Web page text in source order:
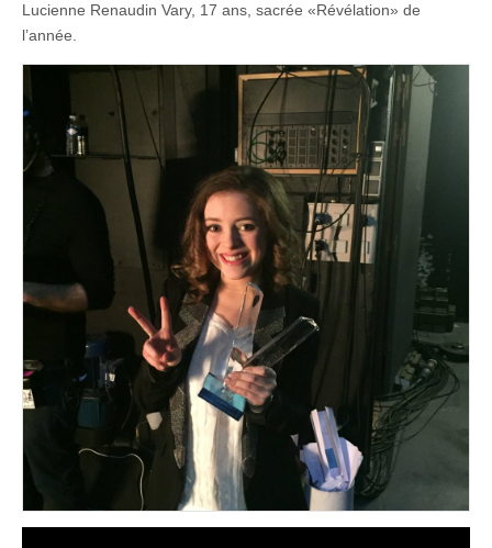
Lucienne
!
Lucienne Renaudin Vary, 17 ans, sacrée «Révélation» de
l’année.